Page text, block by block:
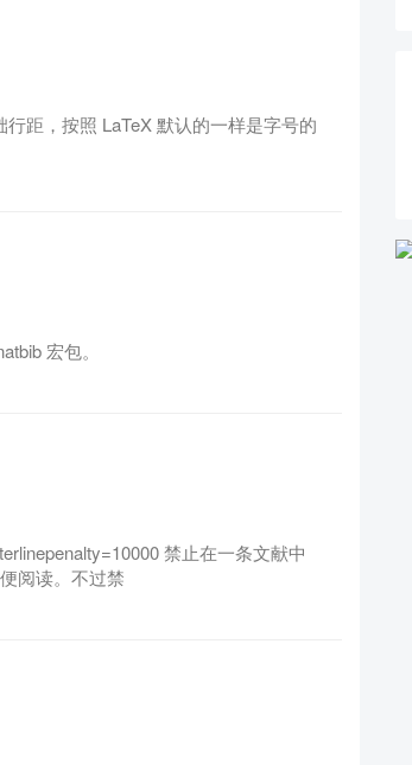
距，按照 LaTeX 默认的一样是字号的
宏包。
禁止在一条文献中
阅读。不过禁